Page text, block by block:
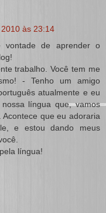
às 23:14
vontade de aprender o
trabalho. Você tem me
- Tenho um amigo
atualmente e eu
língua que, vamos
que eu adoraria
e estou dando meus
língua!